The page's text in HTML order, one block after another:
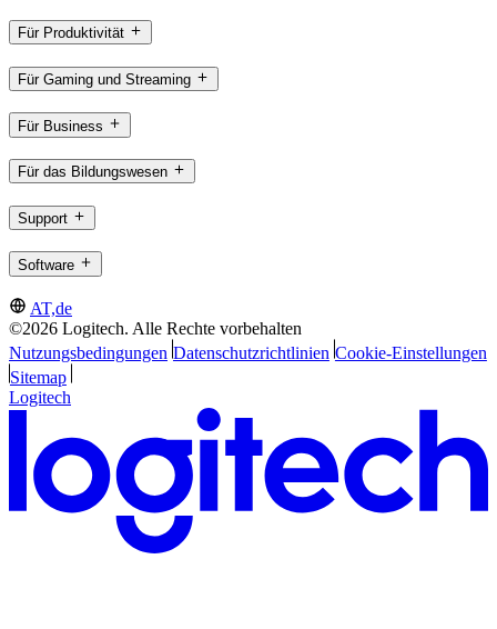
Für Produktivität
Für Gaming und Streaming
Für Business
Für das Bildungswesen
Support
Software
AT,de
©2026 Logitech. Alle Rechte vorbehalten
Nutzungsbedingungen Datenschutzrichtlinien Cookie-Einstellungen
Sitemap
Logitech